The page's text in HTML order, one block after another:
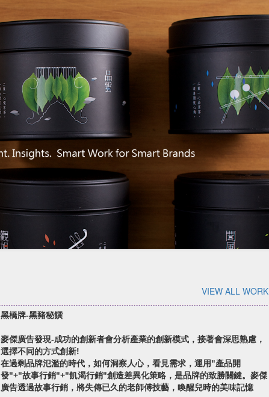
VIEW ALL WORK
黑橋牌-黑豬秘饌
麥傑廣告發現-成功的創新者會分析產業的創新模式，接著會深思熟慮，
選擇不同的方式創新!
在過剩品牌氾濫的時代，如何洞察人心，看見需求，運用"產品開
發"+"故事行銷"+"飢渴行銷"創造差異化策略，是品牌的致勝關鍵。麥傑
廣告透過故事行銷，將失傳已久的老師傅技藝，喚醒兒時的美味記憶